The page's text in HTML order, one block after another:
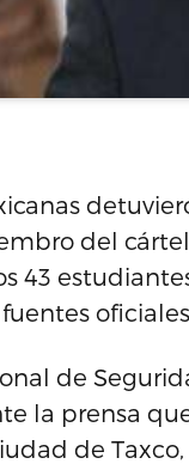
del
43
de
la prensa
de